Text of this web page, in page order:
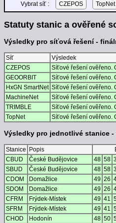
Vybrat síť : CZEPOS TopNet
Statuty stanic a ověřené
Výsledky pro síťová řešení -
Síť
Výsledek
CZEPOS
Síťové řešení ověřeno.
GEOORBIT
Síťové řešení ověřeno.
HxGN SmartNet Síťové řešení ověřeno.
MachineNet
Síťové řešení ověřeno.
TRIMBLE
Síťové řešení ověřeno.
TopNet
Síťové řešení ověřeno.
Výsledky pro jednotlivé stanice
Stanice Popis
CBUD
České Budějovice 48 58
SBUD
České Budějovice 48 58
CDOM
Domažlice 49 26
SDOM
Domažlice 49 26
CFRM
Frýdek-Místek 49 41
SFRM
Frýdek-Místek 49 41
CHOD
Hodonín 48 50